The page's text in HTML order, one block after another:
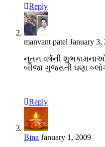
Reply
manvant patel January 3,
નૂતન વર્ષની
બીજા ગુજરાતી ઘણા
Reply
Bina January 1, 2009